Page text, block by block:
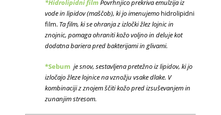
*Hidrolipidni film Povrhnjico prekriva emulzija iz
vode in lipidov (maščob), ki jo imenujemohidrolipidni
film. Ta film, ki se ohranja z izločki žlez lojnic in
znojnic, pomaga ohraniti kožo voljno in deluje kot
dodatna bariera pred bakterijami in glivami.
*Sebum je snov, sestavljena pretežno iz lipidov, ki jo
izločajo žleze lojnice na vznožju vsake dlake. V
kombinaciji z znojem ščiti kožo pred izsuševanjem in
zunanjim stresom.